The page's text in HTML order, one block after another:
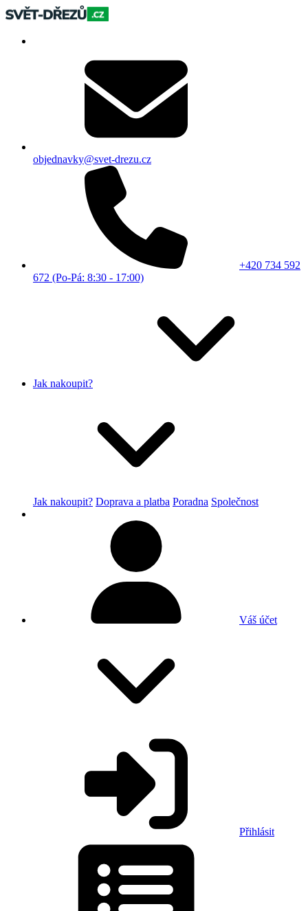
objednavky@svet-drezu.cz
+420 734 592
672 (Po-Pá: 8:30 - 17:00)
Jak nakoupit?
Jak nakoupit? Doprava a platba Poradna Společnost
Váš účet
Přihlásit